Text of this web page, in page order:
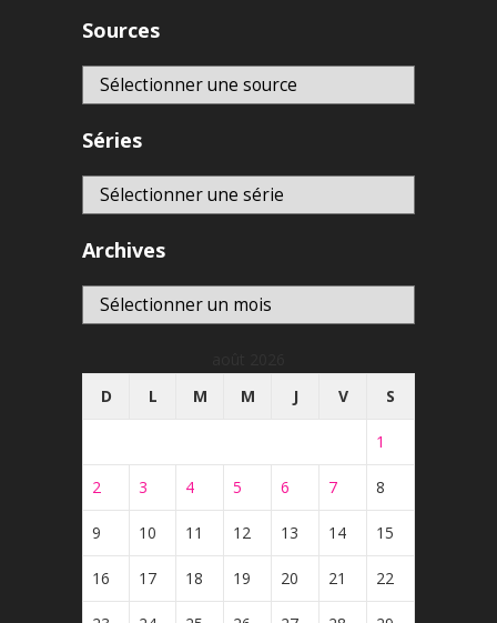
Sources
Séries
Archives
Archives
D
L M M J V S
1
2 3 4 5 6 7 8
9 10 11 12 13 14 15
16 17 18 19 20 21 22